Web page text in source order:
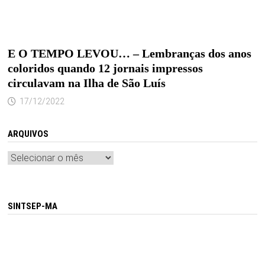
E O TEMPO LEVOU… – Lembranças dos anos
coloridos quando 12 jornais impressos
circulavam na Ilha de São Luís
17/12/2022
ARQUIVOS
Arquivos
SINTSEP-MA